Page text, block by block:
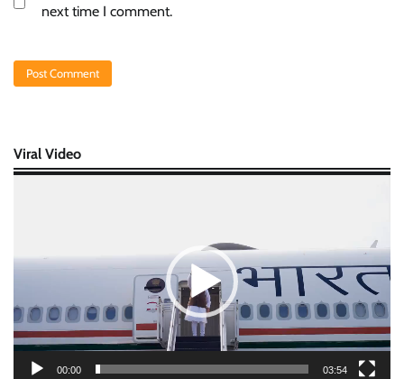
next time I comment.
Viral Video
00:00 03:54